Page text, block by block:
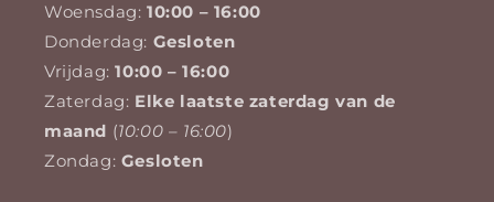
Woensdag: 10:00 – 16:00
Donderdag: Gesloten
Vrijdag:10:00 – 16:00
Zaterdag: Elke laatste zaterdag van de
maand (10:00 – 16:00)
Zondag: Gesloten